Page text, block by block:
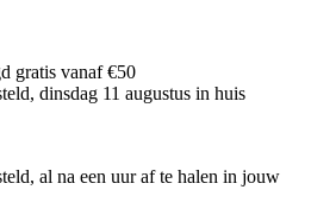
gratis vanaf €50
dinsdag 11 augustus in huis
al na een uur af te halen in jouw